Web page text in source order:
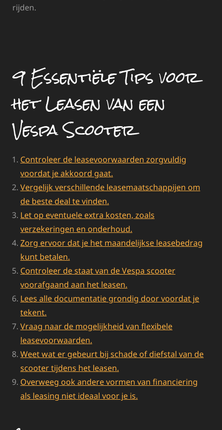
rijden.
9 Essentiële Tips voor
het Leasen van een
Vespa Scooter
Controleer de leasevoorwaarden zorgvuldig
voordat je akkoord gaat.
Vergelijk verschillende leasemaatschappijen om
de beste deal te vinden.
Let op eventuele extra kosten, zoals
verzekeringen en onderhoud.
Zorg ervoor dat je het maandelijkse leasebedrag
kunt betalen.
Controleer de staat van de Vespa scooter
voorafgaand aan het leasen.
Lees alle documentatie grondig door voordat je
tekent.
Vraag naar de mogelijkheid van flexibele
leasevoorwaarden.
Weet wat er gebeurt bij schade of diefstal van de
scooter tijdens het leasen.
Overweeg ook andere vormen van financiering
als leasing niet ideaal voor je is.